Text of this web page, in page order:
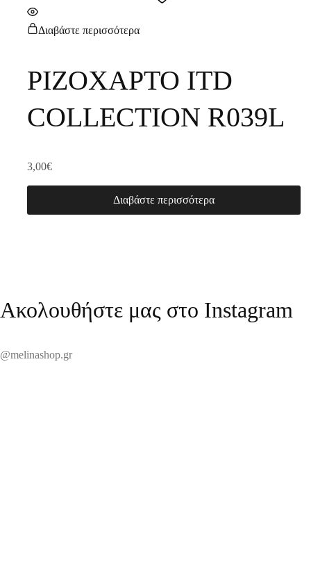
Διαβάστε περισσότερα
ΡΙΖΟΧΑΡΤΟ ITD
COLLECTION R039L
3,00€
Διαβάστε περισσότερα
Ακολουθήστε μας στο Instagram
@melinashop.gr